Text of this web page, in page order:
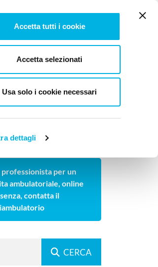
dettagli
Accetta tutti i cookie
Accetta selezionati
Usa solo i cookie necessari
Lavora con noi Newsletter
ambulatoriale?
professionista per un
ambulatoriale, online
contatta il
CERCA